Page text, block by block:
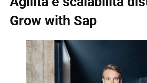
Grow with Sap